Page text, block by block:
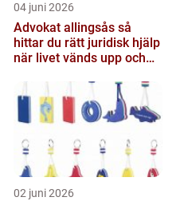
04 juni 2026
Advokat allingsås så
hittar du rätt juridisk hjälp
när livet vänds upp och
02 juni 2026